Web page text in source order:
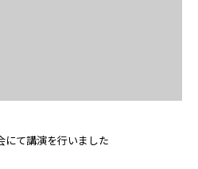
にて講演を行いました